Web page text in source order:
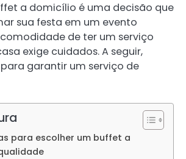
a domicílio é uma decisão que
sua festa em um evento
de ter um serviço
exige cuidados. A seguir,
garantir um serviço de
para escolher um buffet a